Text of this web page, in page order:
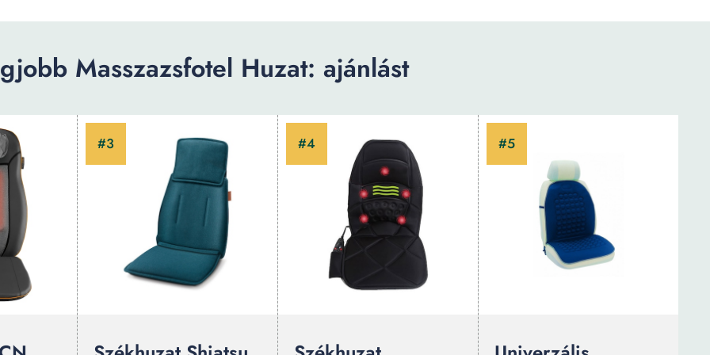
Masszazsfotel Huzat: ajánlást